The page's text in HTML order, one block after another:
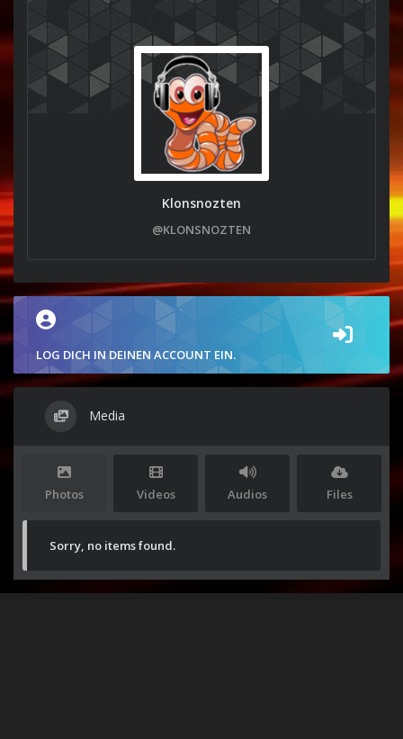
Klonsnozten
@KLONSNOZTEN
LOG DICH IN DEINEN ACCOUNT EIN.
Media
Photos Videos Audios Files
Sorry, no items found.